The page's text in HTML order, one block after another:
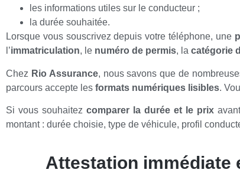
les informations utiles sur le conducteur ;
la durée souhaitée.
Lorsque vous souscrivez depuis votre téléphone, une
l’immatriculation, le numéro de permis, la catégorie
Chez Rio Assurance, nous savons que de
parcours accepte les formats numériques lisibles.
Si vous souhaitez comparer la durée et le prix
montant : durée choisie, type de véhicule, profil
Attestation immédiate